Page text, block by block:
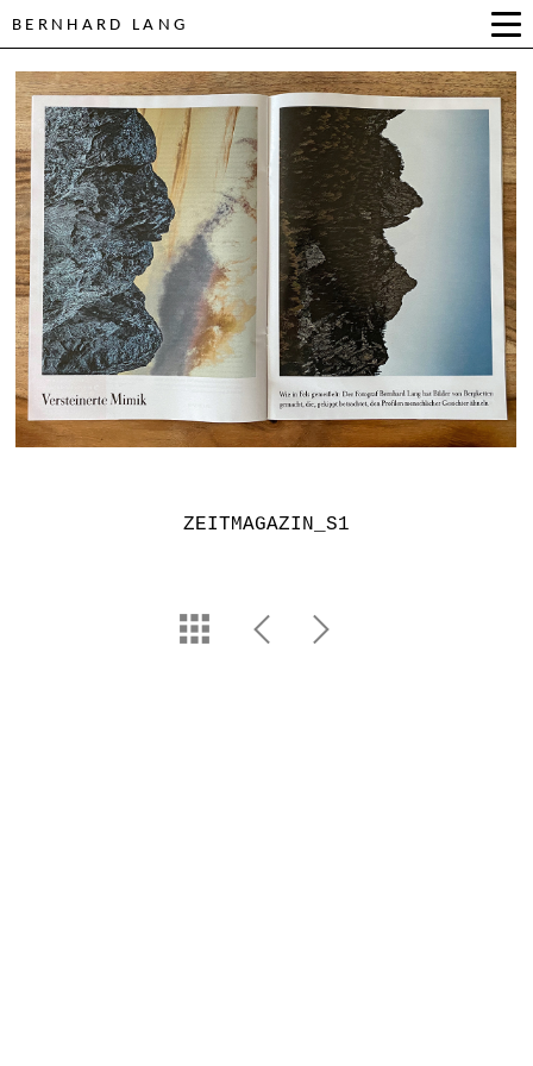
BERNHARD LANG
ZEITMAGAZIN_S1